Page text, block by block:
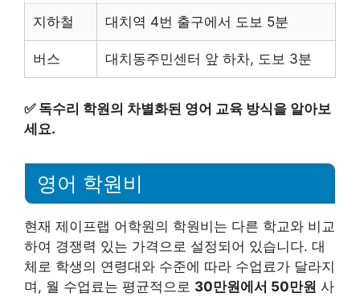
지하철 대치역 4번 출구에서 도보 5분
버스 대치동주민센터 앞 하차, 도보 3분
✅ 독수리 학원의 차별화된 영어 교육 방식을 알아보
세요.
영어 학원비
현재 제이프랩 어학원의 학원비는 다른 학교와 비교
하여 경쟁력 있는 가격으로 설정되어 있습니다. 대
체로 학생의 연령대와 수준에 따라 수업료가 달라지
며, 월 수업료는 평균적으로 30만원에서 50만원 사